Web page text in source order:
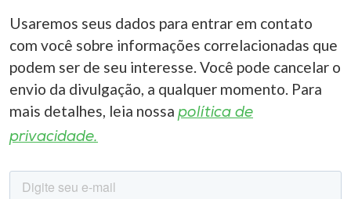
Usaremos seus dados para entrar em contato
com você sobre informações correlacionadas que
podem ser de seu interesse. Você pode cancelar o
envio da divulgação, a qualquer momento. Para
mais detalhes, leia nossa política de
privacidade.